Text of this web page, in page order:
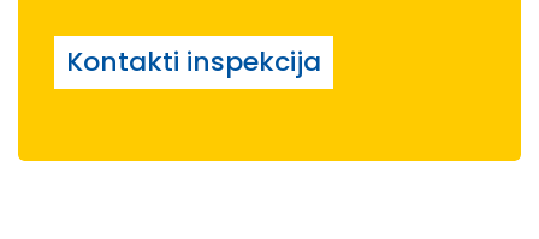
Kontakti inspekcija